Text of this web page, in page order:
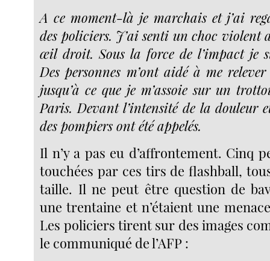
A ce moment-là je marchais et j’ai
des policiers. J’ai senti un choc violent
œil droit. Sous la force de l’impact je
Des personnes m’ont aidé à me
jusqu’à ce que je m’assoie sur un
Paris. Devant l’intensité de la douleur
des pompiers ont été appelés.
Il n’y a pas eu d’affrontement. Cinq
touchées par ces tirs de flashball,
taille. Il ne peut être question de
une trentaine et n’étaient une
Les policiers tirent sur des images
le communiqué de l’AFP :